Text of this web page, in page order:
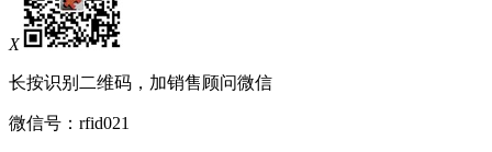
X
长按识别二维码，加销售顾问微信
微信号： rfid021